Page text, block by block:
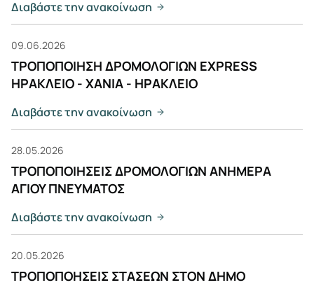
Διαβάστε την ανακοίνωση
09.06.2026
ΤΡΟΠΟΠΟΙΗΣΗ ΔΡΟΜΟΛΟΓΙΩΝ EXPRESS
ΗΡΑΚΛΕΙΟ - ΧΑΝΙΑ - ΗΡΑΚΛΕΙΟ
Διαβάστε την ανακοίνωση
28.05.2026
ΤΡΟΠΟΠΟΙΗΣΕΙΣ ΔΡΟΜΟΛΟΓΙΩΝ ΑΝΗΜΕΡΑ
ΑΓΙΟΥ ΠΝΕΥΜΑΤΟΣ
Διαβάστε την ανακοίνωση
20.05.2026
ΤΡΟΠΟΠΟΗΣΕΙΣ ΣΤΑΣΕΩΝ ΣΤΟΝ ΔΗΜΟ